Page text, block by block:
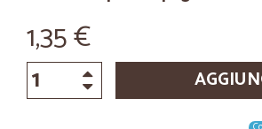
1,35 €